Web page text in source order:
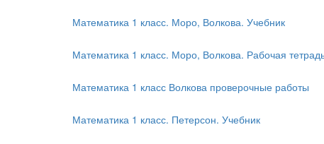
Математика 1 класс. Моро, Волкова. Учебник
Математика 1 класс. Моро, Волкова. Рабочая
Математика 1 класс Волкова проверочные работы
Математика 1 класс. Петерсон. Учебник